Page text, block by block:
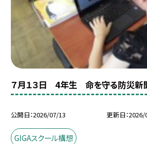
７月１３日 4年生 命を守る防災新
公開日 2026/07/13 更新日 2026/
GIGAスクール構想